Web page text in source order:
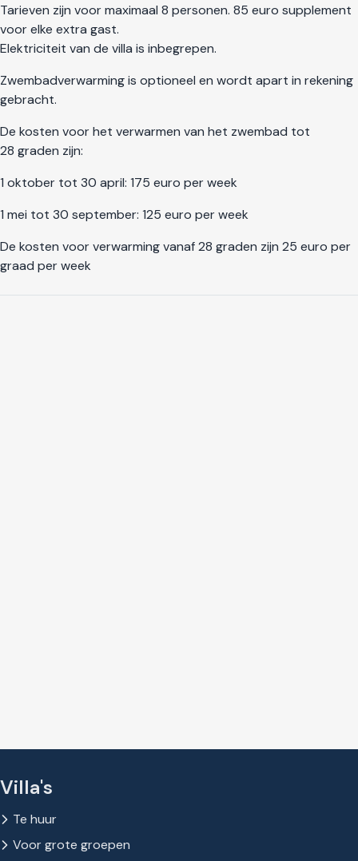
Tarieven zijn voor maximaal 8 personen. 85 euro supplement
voor elke extra gast.
Elektriciteit van de villa is inbegrepen.
Zwembadverwarming is optioneel en wordt apart in rekening
gebracht.
De kosten voor het verwarmen van het zwembad tot
28 graden zijn:
1 oktober tot 30 april: 175 euro per week
1 mei tot 30 september: 125 euro per week
De kosten voor verwarming vanaf 28 graden zijn 25 euro per
graad per week
Villa's
Te huur
Voor grote groepen